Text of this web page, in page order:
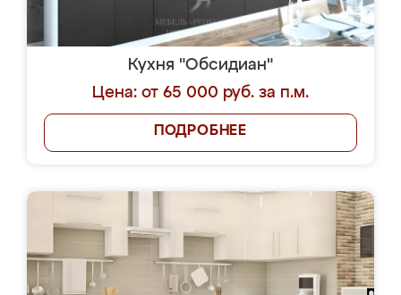
Кухня "Обсидиан"
Цена: от 65 000 руб. за п.м.
ПОДРОБНЕЕ